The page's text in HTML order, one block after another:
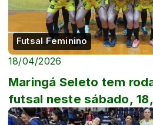
Futsal Feminino
18/04/2026
Maringá Seleto tem
futsal neste sábado,